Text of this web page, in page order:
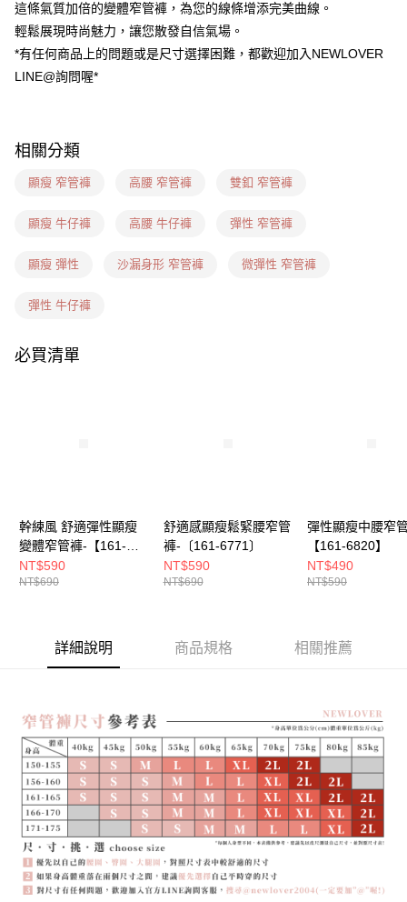
每筆NT$60，滿NT$999(含以上)免運費
全家(信用卡、多元支付)
7-11(信用卡、多元支付)
每筆NT$60，滿NT$1,599(含以上)免運費
7-11隔日到貨(信用卡、多元支付)
新竹物流(信用卡、多元支付)
每筆NT$100，滿NT$1,899(含以上)免運費
每筆NT$100，滿NT$1,899(含以上)免運費
這條氣質加倍的變體窄管褲，為您的線條增添完美曲線。
輕鬆展現時尚魅力，讓您散發自信氣場。
*有任何商品上的問題或是尺寸選擇困難，都歡迎加入NEWLOVER
LINE@詢問喔*
相關分類
顯瘦 窄管褲 高腰 窄管褲 雙釦 窄管褲
顯瘦 牛仔褲 高腰 牛仔褲 彈性 窄管褲
顯瘦 彈性 沙漏身形 窄管褲 微彈性 窄管褲
彈性 牛仔褲
必買清單
幹練風 舒適彈性顯瘦
變體窄管褲-【161-
6793】
NT$590
NT$690
舒適感顯瘦鬆緊腰窄管
褲-〔161-6771〕
NT$590
NT$690
彈性顯瘦中腰窄
【161-6820】
NT$490
NT$590
詳細說明 商品規格 相關推薦